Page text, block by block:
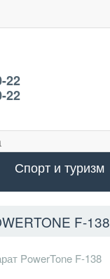
22
22
Спорт и туризм
F-138
PowerTone F-138